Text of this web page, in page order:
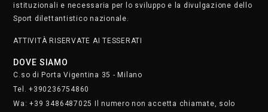
istituzionali e necessaria per lo sviluppo e la divulgazione dello
Sport dilettantistico nazionale.
ATTIVITÀ RISERVATE AI TESSERATI
DOVE SIAMO
C.so di Porta Vigentina 35 - Milano
Tel. +390236754860
Wa: +39 3486487025 Il numero non accetta chiamate, solo